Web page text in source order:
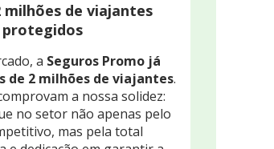
milhões de viajantes
protegidos
a Seguros Promo já
de 2 milhões de viajantes.
a nossa solidez:
no setor não apenas pelo
mas pela total